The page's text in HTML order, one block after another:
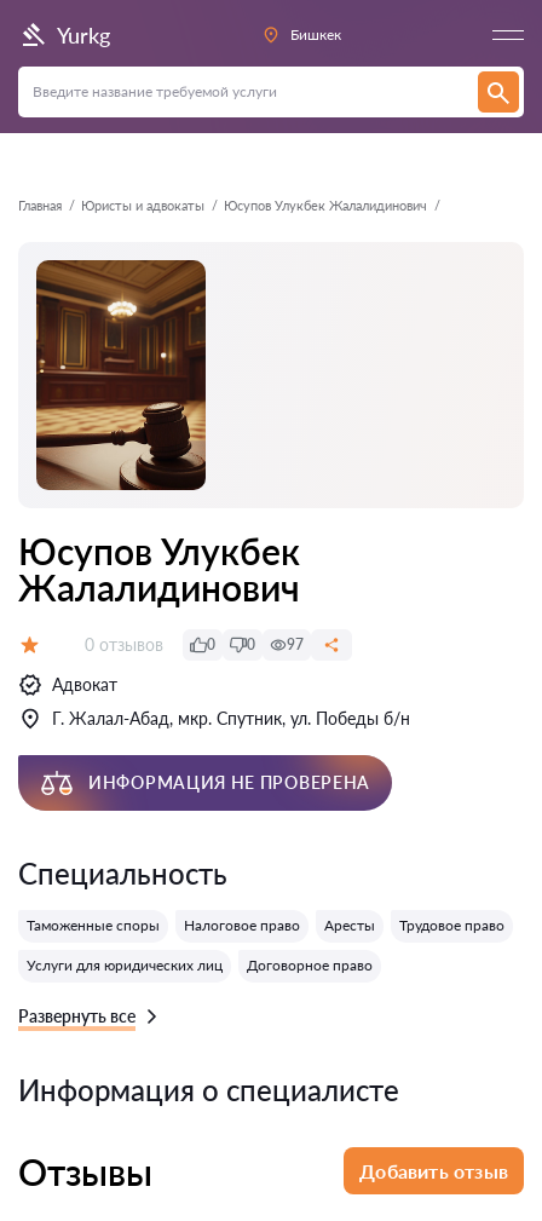
Yurkg Бишкек
Главная Юристы и адвокаты Юсупов Улукбек Жалалидинович
Назад
Юсупов Улукбек
Жалалидинович
Отзывов:
0 отзывов 0 0 97
Адвокат
Г. Жалал-Абад, мкр. Спутник, ул. Победы б/н
ИНФОРМАЦИЯ НЕ ПРОВЕРЕНА
Специальность
Таможенные споры Налоговое право Аресты Трудовое право
Услуги для юридических лиц Договорное право
Развернуть все
Информация о специалисте
Отзывы Добавить отзыв